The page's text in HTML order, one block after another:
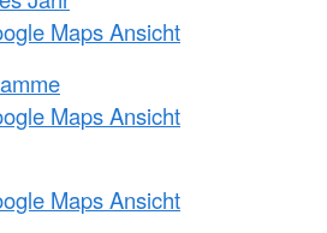
Maps Ansicht
Maps Ansicht
Maps Ansicht